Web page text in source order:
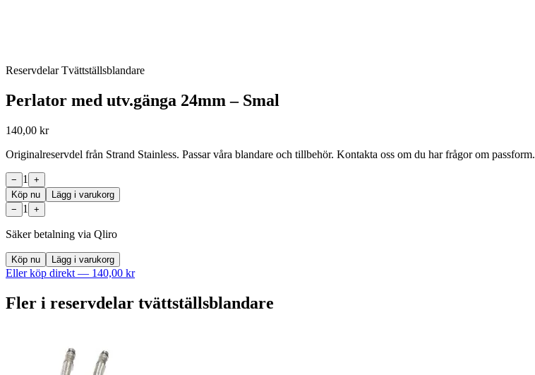
Reservdelar Tvättställsblandare
Perlator med utv.gänga 24mm – Smal
140,00 kr
Originalreservdel från Strand Stainless. Passar våra blandare och tillbehör. Kontakta oss om du har frågor om passform.
− 1
+
Köp nu
Lägg i varukorg
−
1 +
Säker betalning via Qliro
Köp nu Lägg i varukorg
Eller köp direkt — 140,00 kr
Fler i reservdelar tvättställsblandare